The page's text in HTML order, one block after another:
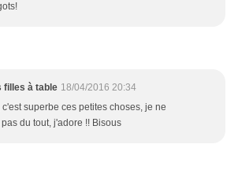
filles à table 18/04/2016 20:34
superbe ces petites choses, je ne
du tout, j'adore !! Bisous